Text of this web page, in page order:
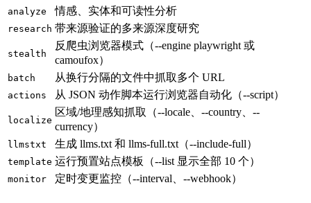
analyze 情感、实体和可读性分析
research 带来源验证的多来源深度研究
stealth
反爬虫浏览器模式（--engine playwright 或
camoufox）
batch 从换行分隔的文件中抓取多个 URL
actions 从 JSON 动作脚本运行浏览器自动化（--script）
localize
区域/地理感知抓取（--locale、--country、--
currency）
llmstxt 生成 llms.txt 和 llms-full.txt（--include-full）
template 运行预置站点模板（--list 显示全部 10 个）
monitor 定时变更监控（--interval、--webhook）